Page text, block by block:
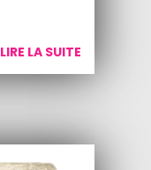
LIRE LA SUITE